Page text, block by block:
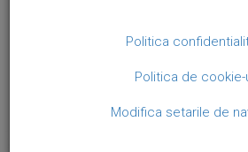
Politica
Politica de cookie-
Modifica setarile de